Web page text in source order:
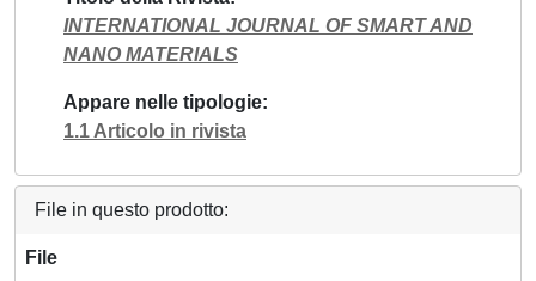
INTERNATIONAL JOURNAL OF SMART AND
NANO MATERIALS
Appare nelle tipologie
1.1 Articolo in rivista
File in questo prodotto:
File